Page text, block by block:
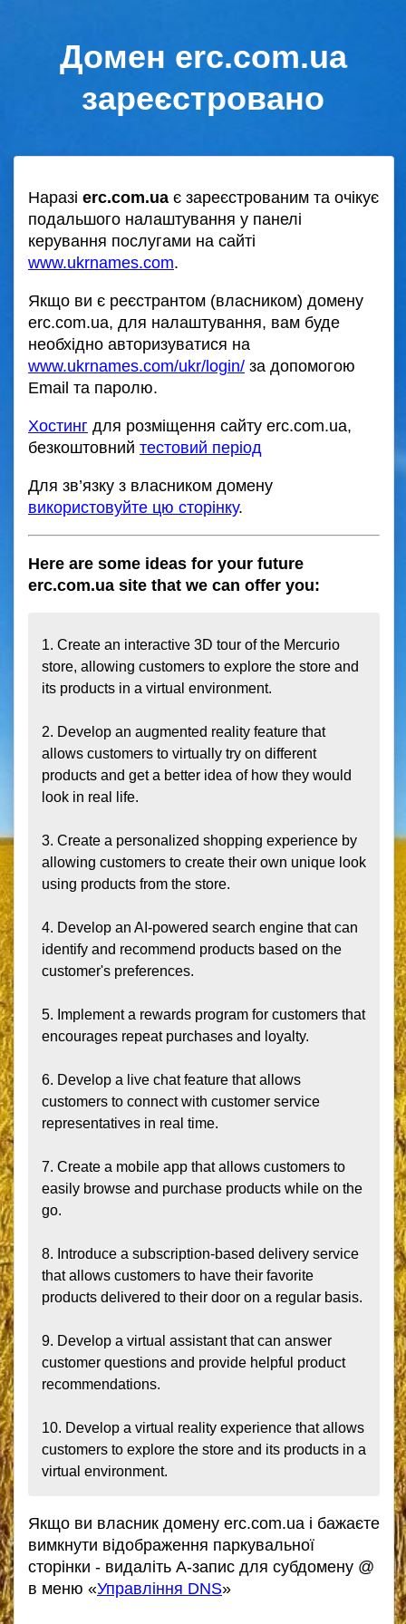
Домен erc.com.ua
зареєстровано
Наразі erc.com.ua є зареєстрованим та очікує
подальшого налаштування у панелі
керування послугами на сайті
www.ukrnames.com.
Якщо ви є реєстрантом (власником) домену
erc.com.ua, для налаштування, вам буде
необхідно авторизуватися на
www.ukrnames.com/ukr/login/ за допомогою
Email та паролю.
Хостинг для розміщення сайту erc.com.ua,
безкоштовний тестовий період
Для зв’язку з власником домену
використовуйте цю сторінку.
Here are some ideas for your future
erc.com.ua site that we can offer you:
1. Create an interactive 3D tour of the Mercurio
store, allowing customers to explore the store and
its products in a virtual environment.
2. Develop an augmented reality feature that
allows customers to virtually try on different
products and get a better idea of how they would
look in real life.
3. Create a personalized shopping experience by
allowing customers to create their own unique look
using products from the store.
4. Develop an AI-powered search engine that can
identify and recommend products based on the
customer's preferences.
5. Implement a rewards program for customers that
encourages repeat purchases and loyalty.
6. Develop a live chat feature that allows
customers to connect with customer service
representatives in real time.
7. Create a mobile app that allows customers to
easily browse and purchase products while on the
go.
8. Introduce a subscription-based delivery service
that allows customers to have their favorite
products delivered to their door on a regular basis.
9. Develop a virtual assistant that can answer
customer questions and provide helpful product
recommendations.
10. Develop a virtual reality experience that allows
customers to explore the store and its products in a
virtual environment.
Якщо ви власник домену erc.com.ua і бажаєте
вимкнути відображення паркувальної
сторінки - видаліть А-запис для субдомену @
в меню «Управління DNS»